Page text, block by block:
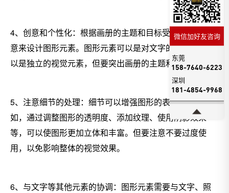
4、创意和个性化：根据画册的主题和目标受众，运用创
意来设计图形元素。图形元素可以是对文字的补充，也可
以是独立的视觉元素，但要突出画册的主题和个性。
5、注意细节的处理：细节可以增强图形的表现力。例
如，通过调整图形的透明度、添加纹理、使用阴影效果
等，可以使图形更加立体和丰富。但要注意不要过度使
用，以免影响整体的视觉效果。
6、与文字等其他元素的协调：图形元素需要与文字、照
微信加好友咨询
东莞
158-7640-6223
深圳
181-4854-9968